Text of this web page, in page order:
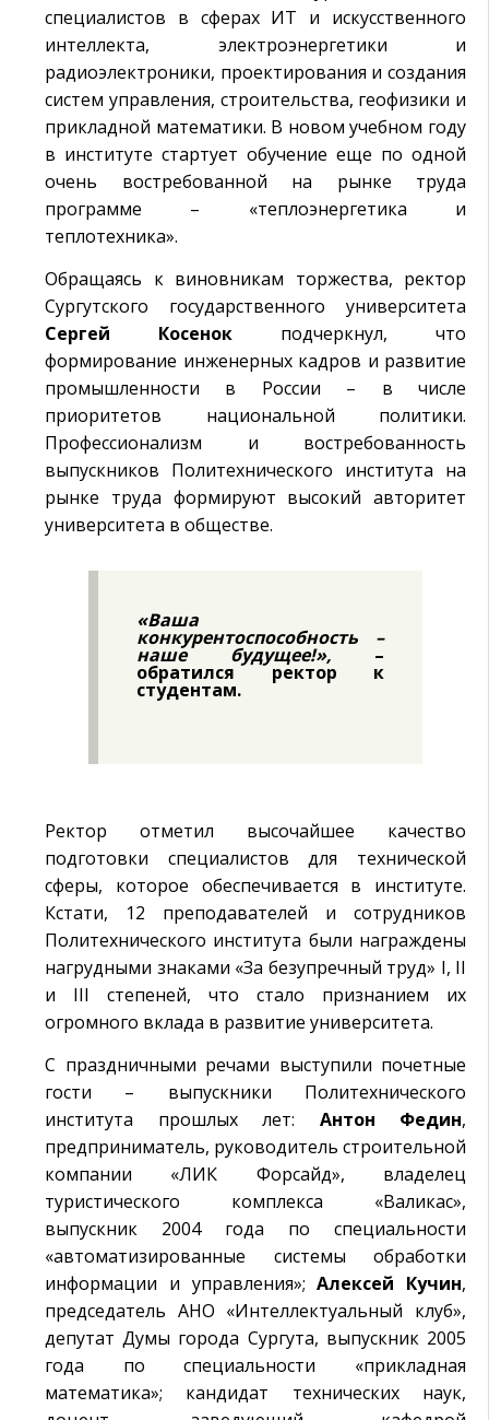
специалистов в сферах ИТ и искусственного
интеллекта, электроэнергетики и
радиоэлектроники, проектирования и создания
систем управления, строительства, геофизики и
прикладной математики. В новом учебном году
в институте стартует обучение еще по одной
очень востребованной на рынке труда
программе – «теплоэнергетика и
теплотехника».
Обращаясь к виновникам торжества, ректор
Сургутского государственного университета
Сергей Косенок подчеркнул, что
формирование инженерных кадров и развитие
промышленности в России – в числе
приоритетов национальной политики.
Профессионализм и востребованность
выпускников Политехнического института на
рынке труда формируют высокий авторитет
университета в обществе.
«Ваша
конкурентоспособность –
наше будущее!», –
обратился ректор к
студентам.
Ректор отметил высочайшее качество
подготовки специалистов для технической
сферы, которое обеспечивается в институте.
Кстати, 12 преподавателей и сотрудников
Политехнического института были награждены
нагрудными знаками «За безупречный труд» I, II
и III степеней, что стало признанием их
огромного вклада в развитие университета.
С праздничными речами выступили почетные
гости – выпускники Политехнического
института прошлых лет: Антон Федин,
предприниматель, руководитель строительной
компании «ЛИК Форсайд», владелец
туристического комплекса «Валикас»,
выпускник 2004 года по специальности
«автоматизированные системы обработки
информации и управления»;Алексей Кучин,
председатель АНО «Интеллектуальный клуб»,
депутат Думы города Сургута, выпускник 2005
года по специальности «прикладная
математика»; кандидат технических наук,